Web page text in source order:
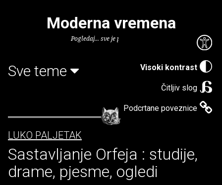
Visoki kontrast
Čitljiv slog
Podcrtane poveznice
Moderna vremena
Pogledaj... sve je puno knjiga.
Sve teme
LUKO PALJETAK
Sastavljanje Orfeja : studije,
drame, pjesme, ogledi